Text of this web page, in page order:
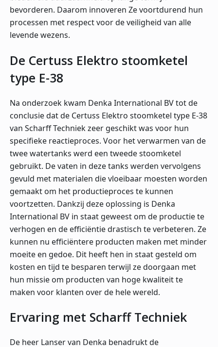
bevorderen. Daarom innoveren Ze voortdurend hun
processen met respect voor de veiligheid van alle
levende wezens.
De Certuss Elektro stoomketel
type E-38
Na onderzoek kwam Denka International BV tot de
conclusie dat de Certuss Elektro stoomketel type E-38
van Scharff Techniek zeer geschikt was voor hun
specifieke reactieproces. Voor het verwarmen van de
twee watertanks werd een tweede stoomketel
gebruikt. De vaten in deze tanks werden vervolgens
gevuld met materialen die vloeibaar moesten worden
gemaakt om het productieproces te kunnen
voortzetten. Dankzij deze oplossing is Denka
International BV in staat geweest om de productie te
verhogen en de efficiëntie drastisch te verbeteren. Ze
kunnen nu efficiëntere producten maken met minder
moeite en gedoe. Dit heeft hen in staat gesteld om
kosten en tijd te besparen terwijl ze doorgaan met
hun missie om producten van hoge kwaliteit te
maken voor klanten over de hele wereld.
Ervaring met Scharff Techniek
De heer Lanser van Denka benadrukt de